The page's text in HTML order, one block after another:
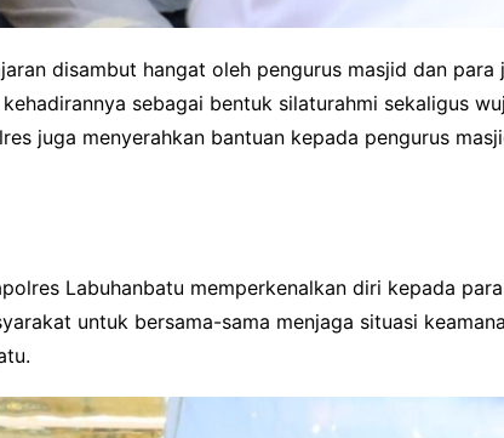
disambut hangat oleh pengurus masjid dan
sebagai bentuk silaturahmi sekaligus
juga menyerahkan bantuan kepada pengurus
Labuhanbatu memperkenalkan diri kepada
untuk bersama-sama menjaga situasi